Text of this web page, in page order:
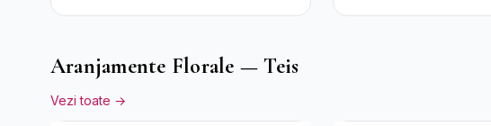
Raffaello
Trandafiri Roșii și
Aranjamente Florale — Teis
Vezi toate →